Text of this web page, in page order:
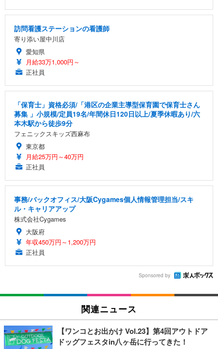
訪問看護ステーションの看護師
寄り添い屋中川店
愛知県
月給33万1,000円～
正社員
「保育士」資格必須/「港区の企業主導型保育園で保育士さん
募集 」小規模/定員19名/年間休日120日以上/夏季休暇あり/六
本木駅から徒歩9分
フェニックスキッズ西麻布
東京都
月給25万円～40万円
正社員
事務/バックオフィス/大阪Cygames個人情報管理担当/スキ
ル・キャリアアップ
株式会社Cygames
大阪府
年収450万円～1,200万円
正社員
Sponsored by
関連ニュース
【ワンコとお出かけ Vol.23】第4回アウトドア
ドッグフェスタin八ヶ岳に行ってきた！